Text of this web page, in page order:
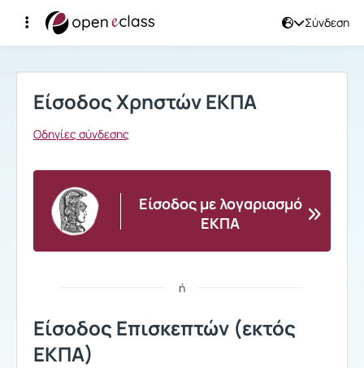
Σύνδεση
Σύνδεση
Είσοδος Χρηστών ΕΚΠΑ
Οδηγίες σύνδεσης
Είσοδος με λογαριασμό
ΕΚΠΑ
ή
Είσοδος Επισκεπτών (εκτός
ΕΚΠΑ)